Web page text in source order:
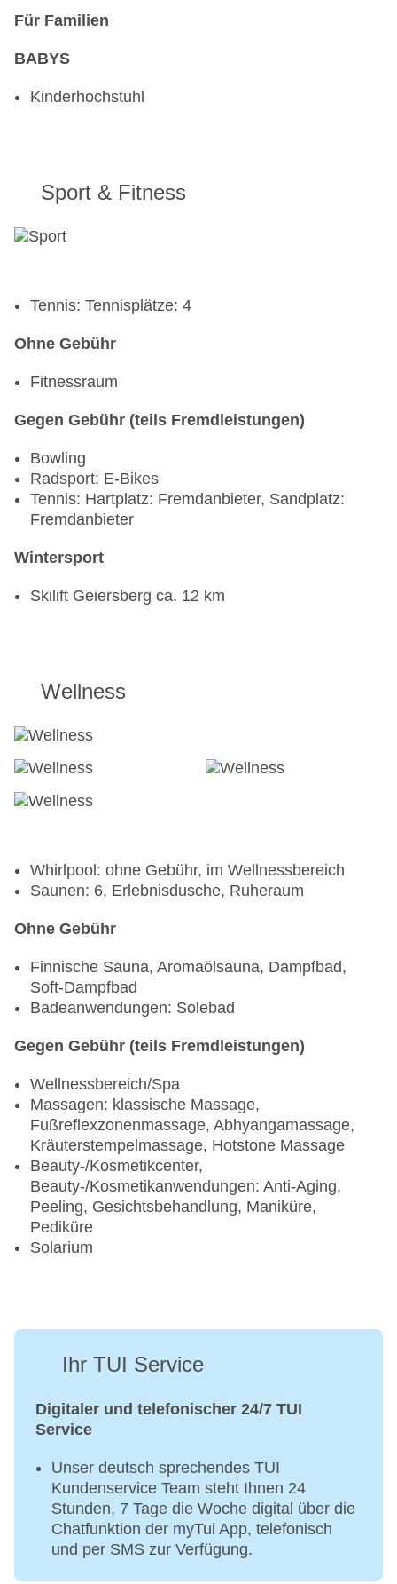
Für Familien
BABYS
Kinderhochstuhl
Sport & Fitness
Tennis: Tennisplätze: 4
Ohne Gebühr
Fitnessraum
Gegen Gebühr (teils Fremdleistungen)
Bowling
Radsport: E-Bikes
Tennis: Hartplatz: Fremdanbieter, Sandplatz:
Fremdanbieter
Wintersport
Skilift Geiersberg ca. 12 km
Wellness
Whirlpool: ohne Gebühr, im Wellnessbereich
Saunen: 6, Erlebnisdusche, Ruheraum
Ohne Gebühr
Finnische Sauna, Aromaölsauna, Dampfbad,
Soft-Dampfbad
Badeanwendungen: Solebad
Gegen Gebühr (teils Fremdleistungen)
Wellnessbereich/Spa
Massagen: klassische Massage,
Fußreflexzonenmassage, Abhyangamassage,
Kräuterstempelmassage, Hotstone Massage
Beauty-/Kosmetikcenter,
Beauty-/Kosmetikanwendungen: Anti-Aging,
Peeling, Gesichtsbehandlung, Maniküre,
Pediküre
Solarium
Ihr TUI Service
Digitaler und telefonischer 24/7 TUI
Service
Unser deutsch sprechendes TUI
Kundenservice Team steht Ihnen 24
Stunden, 7 Tage die Woche digital über die
Chatfunktion der myTui App, telefonisch
und per SMS zur Verfügung.